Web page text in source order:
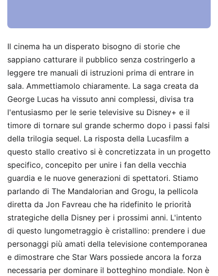
Il cinema ha un disperato bisogno di storie che
sappiano catturare il pubblico senza costringerlo a
leggere tre manuali di istruzioni prima di entrare in
sala. Ammettiamolo chiaramente. La saga creata da
George Lucas ha vissuto anni complessi, divisa tra
l'entusiasmo per le serie televisive su Disney+ e il
timore di tornare sul grande schermo dopo i passi falsi
della trilogia sequel. La risposta della Lucasfilm a
questo stallo creativo si è concretizzata in un progetto
specifico, concepito per unire i fan della vecchia
guardia e le nuove generazioni di spettatori. Stiamo
parlando di The Mandalorian and Grogu, la pellicola
diretta da Jon Favreau che ha ridefinito le priorità
strategiche della Disney per i prossimi anni. L'intento
di questo lungometraggio è cristallino: prendere i due
personaggi più amati della televisione contemporanea
e dimostrare che Star Wars possiede ancora la forza
necessaria per dominare il botteghino mondiale. Non è